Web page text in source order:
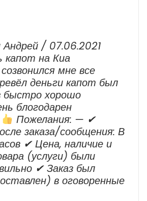
/ 07.06.2021
капот на Киа
мне все
деньги капот был
быстро хорошо
блогодарен
Пожелания: — ✔
заказа/сообщения: В
✔ Цена, наличие и
(услуги) были
✔ Заказ был
в оговоренные